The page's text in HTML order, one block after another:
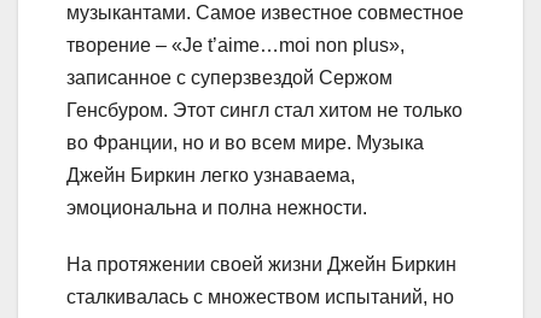
музыкантами. Самое известное совместное
творение – «Je t’aime…moi non plus»,
записанное с суперзвездой Сержом
Генсбуром. Этот сингл стал хитом не только
во Франции, но и во всем мире. Музыка
Джейн Биркин легко узнаваема,
эмоциональна и полна нежности.
На протяжении своей жизни Джейн Биркин
сталкивалась с множеством испытаний, но